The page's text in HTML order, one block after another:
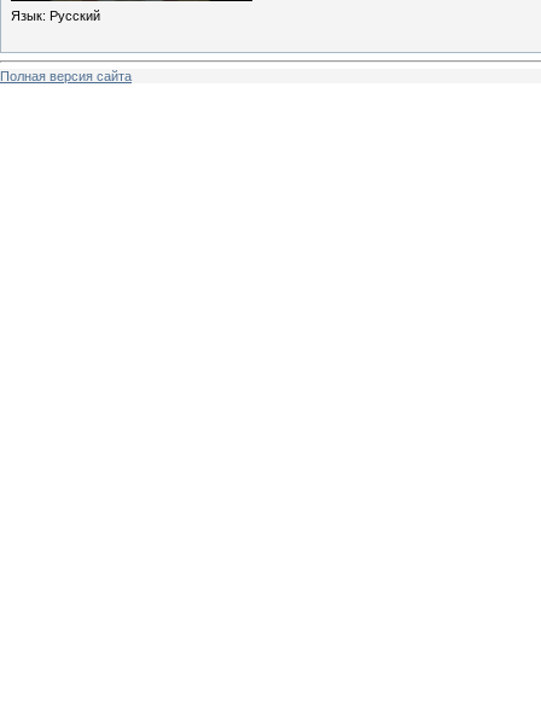
Язык: Русский
Полная версия сайта